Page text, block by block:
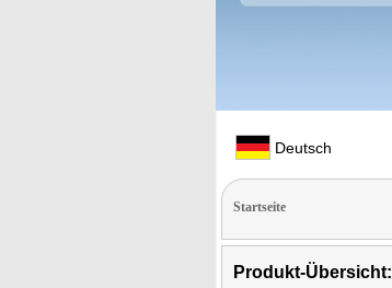
Deutsch
Startseite
Produkt-Übersicht: